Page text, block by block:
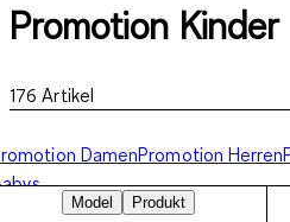
Promotion Kinder
176 Artikel
DamenPromotion Herren
Model
Produkt